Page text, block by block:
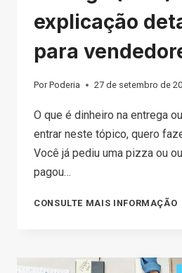
explicação
para
Por Poderia 27 de setembro de
O que é dinheiro na entrega
entrar neste tópico, quero
Você já pediu uma pizza ou
pagou…
CONSULTE MAIS INFORMAÇÃO